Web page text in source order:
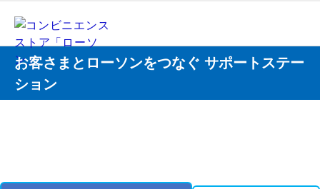
お客さまとローソンをつなぐ サポートステー
ション